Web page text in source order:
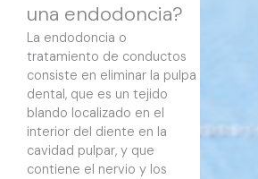
una endodoncia?
La endodoncia o
tratamiento de conductos
consiste en eliminar la pulpa
dental, que es un tejido
blando localizado en el
interior del diente en la
cavidad pulpar, y que
contiene el nervio y los